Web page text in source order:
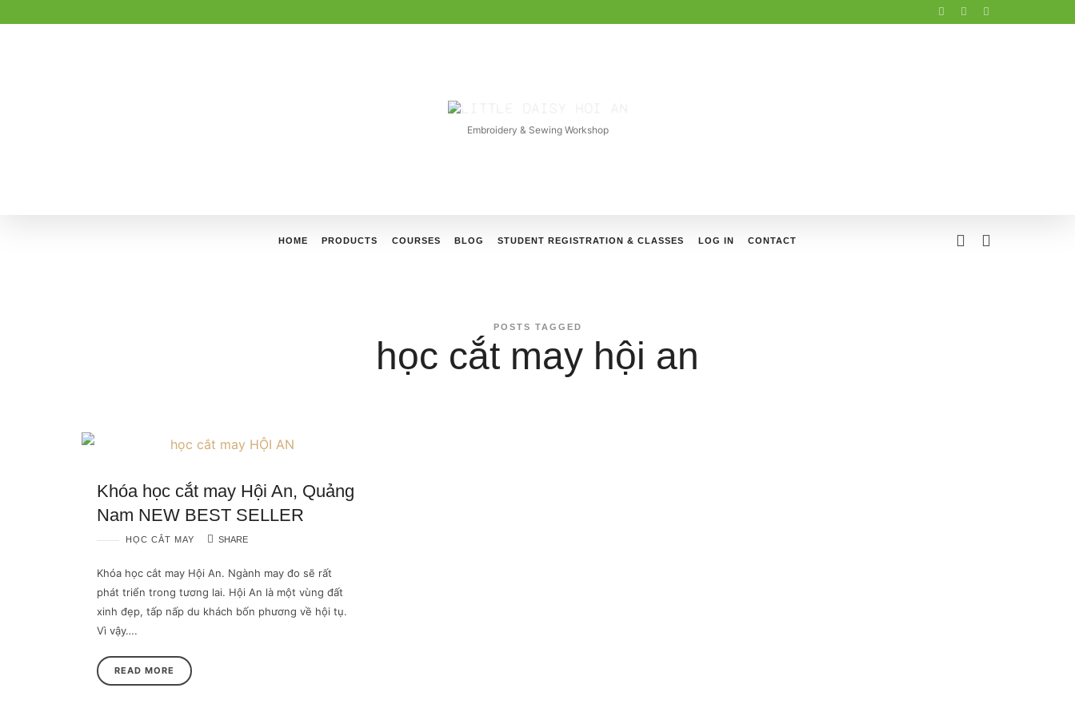
LITTLE
DAISY
HOIEmbroidery & Sewing Workshop
HOME PRODUCTS COURSES BLOG STUDENT REGISTRATION & CLASSES LOG IN CONTACT
POSTS TAGGED
học cắt may hội an
Khóa học cắt may Hội An, Quảng
Nam NEW BEST SELLER
HỌC CẮT MAY SHARE
Khóa học cắt may Hội An. Ngành may đo sẽ rất
phát triển trong tương lai. Hội An là một vùng đất
xinh đẹp, tấp nấp du khách bốn phương về hội tụ.
Vì vậy….
READ MORE